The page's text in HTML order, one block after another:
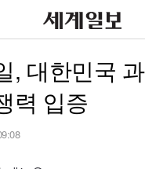
, 대한민국
력 입증